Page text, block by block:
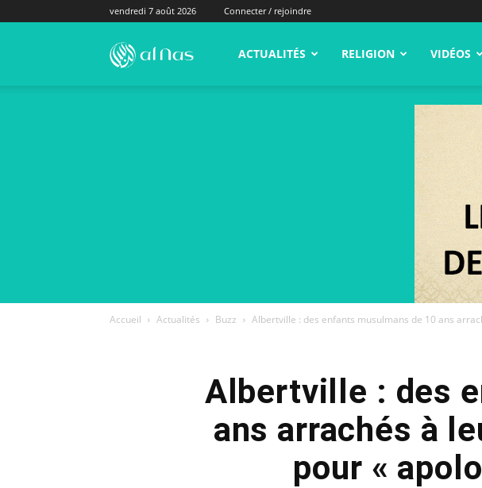
vendredi 7 août 2026 Connecter / rejoindre
alNas.fr ACTUALITÉS RELIGION VIDÉOS
Accueil Actualités Buzz Albertville : des enfants musulmans de 10 ans
Albertville : des
ans arrachés à
pour «